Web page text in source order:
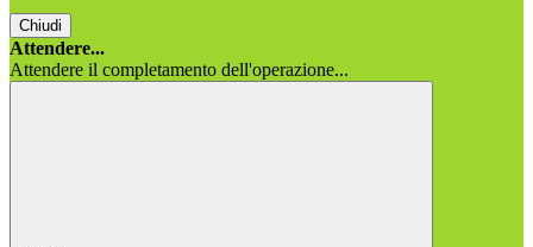
Chiudi
Attendere...
Attendere il completamento dell'operazione...